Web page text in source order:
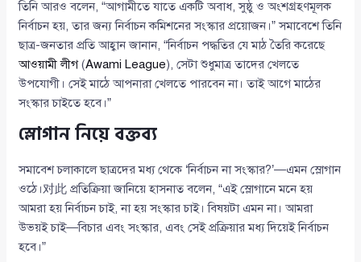
তিনি আরও বলেন, “আগামীতে যাতে একটি অবাধ, সুষ্ঠু ও অংশগ্রহণমূলক
নির্বাচন হয়, তার জন্য নির্বাচন কমিশনের সংস্কার প্রয়োজন।” সমাবেশে তিনি
ছাত্র-জনতার প্রতি আহ্বান জানান, “নির্বাচন পদ্ধতির যে মাঠ তৈরি করেছে
আওয়ামী লীগ(Awami League), সেটা শুধুমাত্র তাদের খেলতে
উপযোগী। সেই মাঠে আপনারা খেলতে পারবেন না। তাই আগে মাঠের
সংস্কার চাইতে হবে।”
স্লোগান নিয়ে বক্তব্য
সমাবেশ চলাকালে ছাত্রদের মধ্য থেকে ‘নির্বাচন না সংস্কার?’—এমন স্লোগান
ওঠে।对此 প্রতিক্রিয়া জানিয়ে হাসনাত বলেন, “এই স্লোগানে মনে হয়
আমরা হয় নির্বাচন চাই, না হয় সংস্কার চাই। বিষয়টা এমন না। আমরা
উভয়ই চাই—বিচার এবং সংস্কার, এবং সেই প্রক্রিয়ার মধ্য দিয়েই নির্বাচন
হবে।”